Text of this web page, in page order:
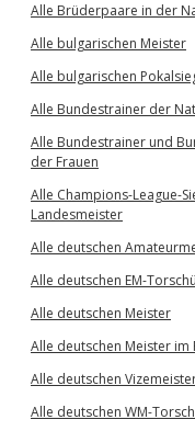
Alle Brüderpaare in der
Alle bulgarischen Meister
Alle bulgarischen
Alle Bundestrainer der
Alle Bundestrainer und
der Frauen
Alle Champions-League-
Landesmeister
Alle deutschen
Alle deutschen EM-
Alle deutschen Meister
Alle deutschen Meister im
Alle deutschen
Alle deutschen WM-